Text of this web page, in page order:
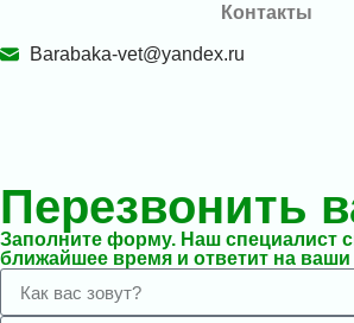
Контакты
Barabaka-vet@yandex.ru
Перезвонить
Заполните форму. Наш специалист
ближайшее время и ответит на